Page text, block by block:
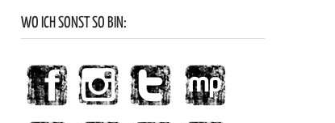
WO ICH SONST SO BIN: